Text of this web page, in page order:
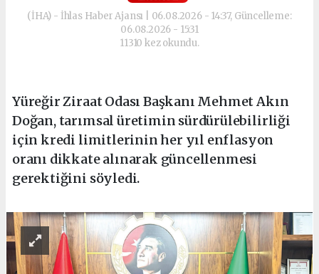
(İHA) - İhlas Haber Ajansı | 06.08.2026 - 14:37, Güncelleme:
06.08.2026 - 15:31
11310 kez okundu.
Yüreğir Ziraat Odası Başkanı Mehmet Akın
Doğan, tarımsal üretimin sürdürülebilirliği
için kredi limitlerinin her yıl enflasyon
oranı dikkate alınarak güncellenmesi
gerektiğini söyledi.